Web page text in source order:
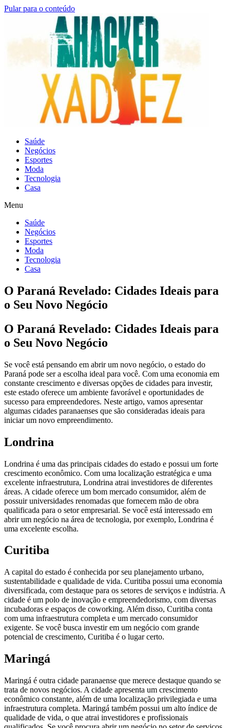
Pular para o conteúdo
Saúde
Negócios
Esportes
Moda
Tecnologia
Casa
Menu
Saúde
Negócios
Esportes
Moda
Tecnologia
Casa
O Paraná Revelado: Cidades Ideais para
o Seu Novo Negócio
O Paraná Revelado: Cidades Ideais para
o Seu Novo Negócio
Se você está pensando em abrir um novo negócio, o estado do
Paraná pode ser a escolha ideal para você. Com uma economia em
constante crescimento e diversas opções de cidades para investir,
este estado oferece um ambiente favorável e oportunidades de
sucesso para empreendedores. Neste artigo, vamos apresentar
algumas cidades paranaenses que são consideradas ideais para
iniciar um novo empreendimento.
Londrina
Londrina é uma das principais cidades do estado e possui um forte
crescimento econômico. Com uma localização estratégica e uma
excelente infraestrutura, Londrina atrai investidores de diferentes
áreas. A cidade oferece um bom mercado consumidor, além de
possuir universidades renomadas que fornecem mão de obra
qualificada para o setor empresarial. Se você está interessado em
abrir um negócio na área de tecnologia, por exemplo, Londrina é
uma excelente escolha.
Curitiba
A capital do estado é conhecida por seu planejamento urbano,
sustentabilidade e qualidade de vida. Curitiba possui uma economia
diversificada, com destaque para os setores de serviços e indústria. A
cidade é um polo de inovação e empreendedorismo, com diversas
incubadoras e espaços de coworking. Além disso, Curitiba conta
com uma infraestrutura completa e um mercado consumidor
exigente. Se você busca investir em um negócio com grande
potencial de crescimento, Curitiba é o lugar certo.
Maringá
Maringá é outra cidade paranaense que merece destaque quando se
trata de novos negócios. A cidade apresenta um crescimento
econômico constante, além de uma localização privilegiada e uma
infraestrutura completa. Maringá também possui um alto índice de
qualidade de vida, o que atrai investidores e profissionais